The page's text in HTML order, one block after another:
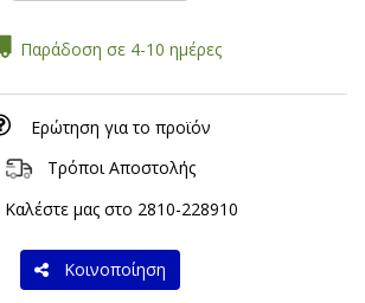
Παράδοση σε 4-10 ημέρες
Ερώτηση για το προϊόν
Τρόποι Αποστολής
Καλέστε μας στο 2810-228910
Κοινοποίηση